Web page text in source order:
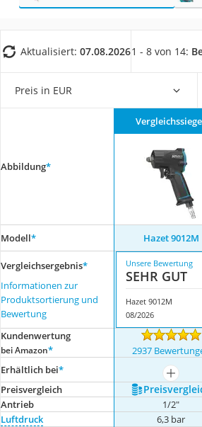
Aktualisiert: 07.08.20261 - 8 von 14:
Preis in EUR
Abbildung*
Modell* Hazet 9012M
Vergleichsergebnis*
Informationen zur
Produktsortierung und
Bewertung
Unsere Bewertung
SEHR GUT
Hazet 9012M
08/2026
Kundenwertung
bei Amazon* 2937
Erhältlich bei*
mehr
Preis­vergleich
Antrieb 1/2"
Luftdruck
6,3 bar